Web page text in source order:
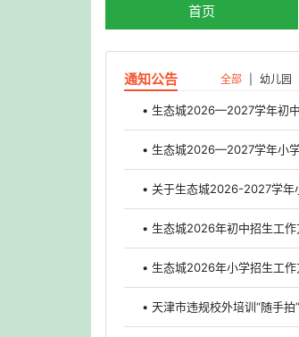
首页
通知公告 全部 幼儿园
• 生态城2026—2027学年初
• 生态城2026—2027学年小
• 关于生态城2026-2027学年
• 生态城2026年初中招生工作
• 生态城2026年小学招生工作
• 天津市违规校外培训“随手